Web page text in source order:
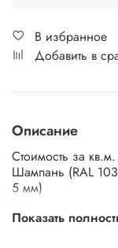
В избранное
Добавить в
Описание
Стоимость за
Шампань (RAL
5 мм)
Распашные
Показать